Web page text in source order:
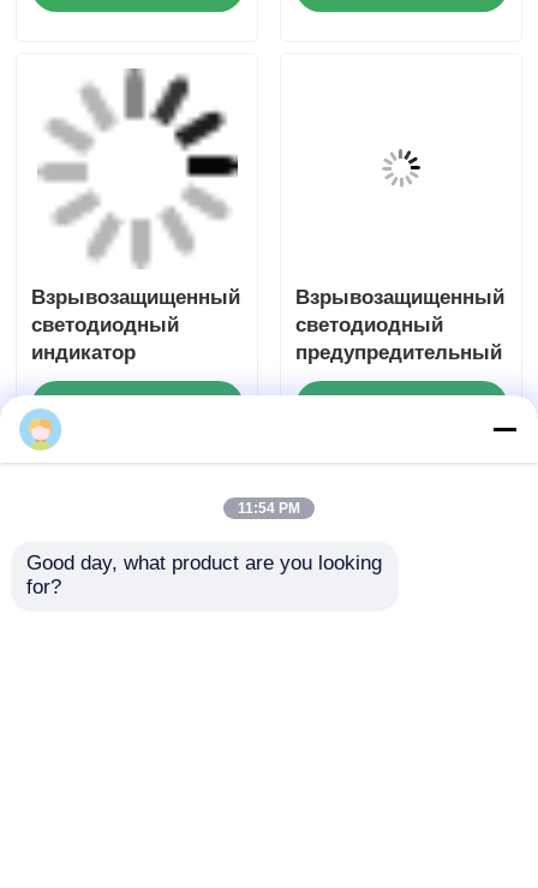
Взрывозащищенный
светодиодный
индикатор
сигнализации для
зоны 1 и зоны 2
Взрывозащищенный
светодиодный
предупредительный
стробоскоп для
11:54 PM
Good day, what product are you looking
for?